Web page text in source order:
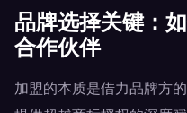
品牌选择关键：
合作伙伴
加盟的本质是借力品牌方